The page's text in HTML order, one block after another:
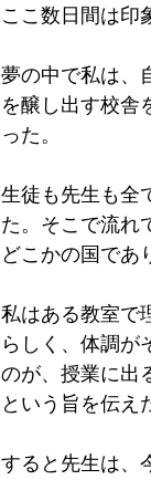
ここ数日間は印
夢の中で私は、
を醸し出す校舎
った。
生徒も先生も全
た。そこで流れ
どこかの国であ
私はある教室で
らしく、体調が
のが、授業に出
という旨を伝え
すると先生は、